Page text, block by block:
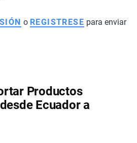
o REGISTRESE para enviar
Productos
Ecuador a